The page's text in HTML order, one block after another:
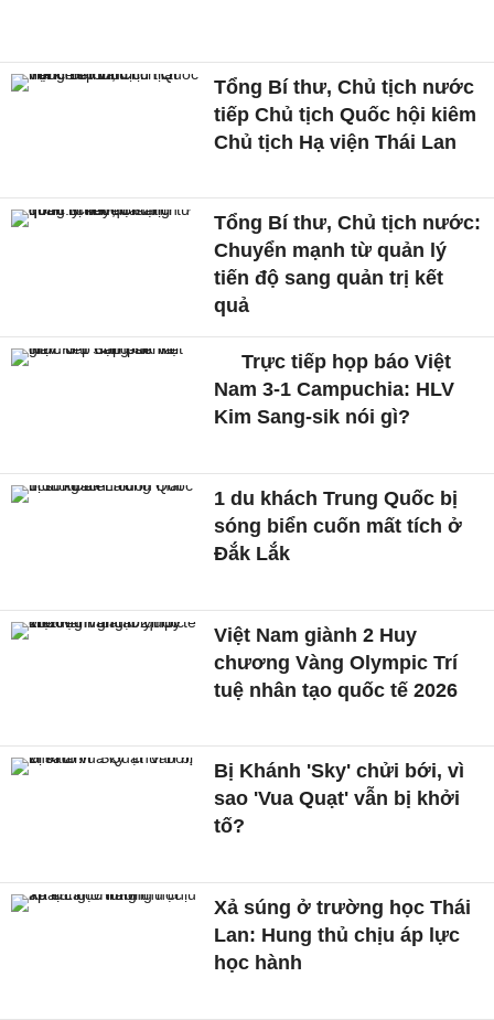
Tổng Bí thư, Chủ tịch nước
tiếp Chủ tịch Quốc hội kiêm
Chủ tịch Hạ viện Thái Lan
Tổng Bí thư, Chủ tịch nước:
Chuyển mạnh từ quản lý
tiến độ sang quản trị kết
quả
Trực tiếp họp báo Việt
Nam 3-1 Campuchia: HLV
Kim Sang-sik nói gì?
1 du khách Trung Quốc bị
sóng biển cuốn mất tích ở
Đắk Lắk
Việt Nam giành 2 Huy
chương Vàng Olympic Trí
tuệ nhân tạo quốc tế 2026
Bị Khánh 'Sky' chửi bới, vì
sao 'Vua Quạt' vẫn bị khởi
tố?
Xả súng ở trường học Thái
Lan: Hung thủ chịu áp lực
học hành